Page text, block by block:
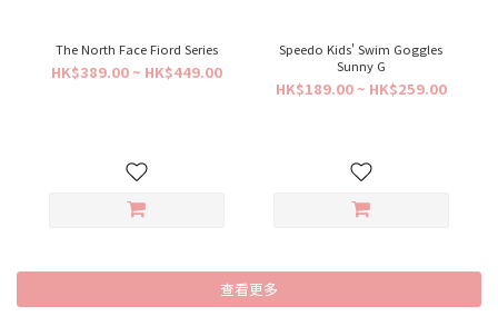
The North Face Fiord Series
HK$389.00 ~ HK$449.00
Speedo Kids' Swim Goggles
Sunny G
HK$189.00 ~ HK$259.00
查看更多